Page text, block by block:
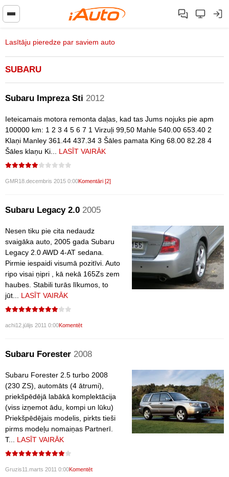
Lasītāju pieredze par saviem auto
SUBARU
Subaru Impreza Sti 2012
Ieteicamais motora remonta daļas, kad tas Jums nojuks pie apm
100000 km: 1 2 3 4 5 6 7 1 Virzuļi 99,50 Mahle 540.00 653.40 2
Klaņi Manley 361.44 437.34 3 Šāles pamata King 68.00 82.28 4
Šāles klaņu Ki... LASĪT VAIRĀK
GMR18.decembris 2015 0:00Komentāri [2]
Subaru Legacy 2.0 2005
Nesen tiku pie cita nedaudz
svaigāka auto, 2005 gada Subaru
Legacy 2.0 AWD 4-AT sedana.
Pirmie iespaidi visumā pozitīvi. Auto
ripo visai ņipri , kā nekā 165Zs zem
haubes. Stabili turās līkumos, to
jūt... LASĪT VAIRĀK
achi12.jūlijs 2011 0:00Komentēt
Subaru Forester 2008
Subaru Forester 2.5 turbo 2008
(230 ZS), automāts (4 ātrumi),
priekšpēdējā labākā komplektācija
(viss izņemot ādu, kompi un lūku)
Priekšpēdējais modelis, pirkts tieši
pirms modeļu nomaiņas Partnerī.
T... LASĪT VAIRĀK
Gruzis11.marts 2011 0:00Komentēt